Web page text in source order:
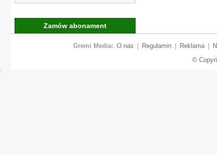
Zamów abonament
Gremi Media: O nas Regulamin Reklama
©